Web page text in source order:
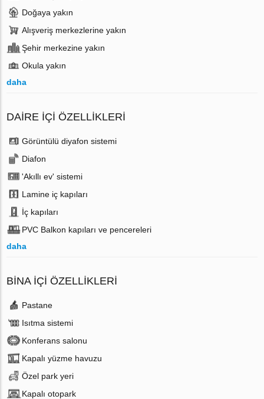
Doğaya yakın
Alışveriş merkezlerine yakın
Şehir merkezine yakın
Okula yakın
daha
DAIRE IÇI ÖZELLIKLERI
Görüntülü diyafon sistemi
Diafon
'Akıllı ev' sistemi
Lamine iç kapıları
İç kapıları
PVC Balkon kapıları ve pencereleri
daha
BINA İÇI ÖZELLIKLERI
Pastane
Isıtma sistemi
Konferans salonu
Kapalı yüzme havuzu
Özel park yeri
Kapalı otopark